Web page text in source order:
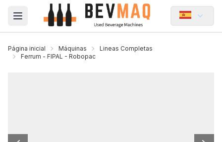
Open main menu
Página inicial Máquinas
Lineas Completas
Ferrum - FIPAL - Robopac